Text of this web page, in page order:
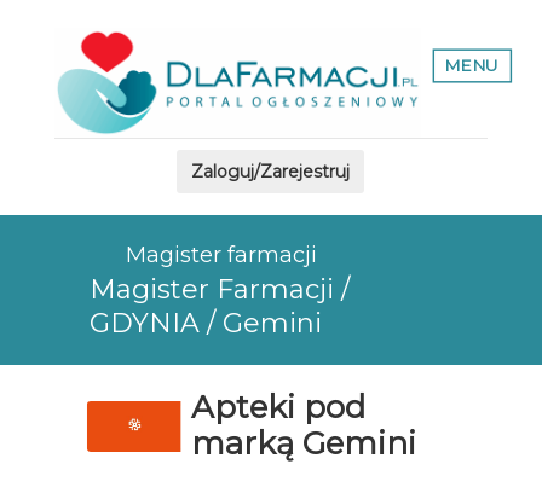
MENU
Zaloguj/Zarejestruj
Magister farmacji
Magister Farmacji /
GDYNIA / Gemini
Apteki pod
marką Gemini